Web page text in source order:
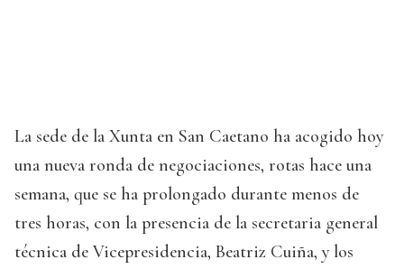
La sede de la Xunta en San Caetano ha acogido hoy
una nueva ronda de negociaciones, rotas hace una
semana, que se ha prolongado durante menos de
tres horas, con la presencia de la secretaria general
técnica de Vicepresidencia, Beatriz Cuiña, y los